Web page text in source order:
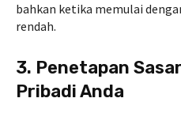
bahkan ketika memulai
rendah.
3. Penetapan
Pribadi Anda